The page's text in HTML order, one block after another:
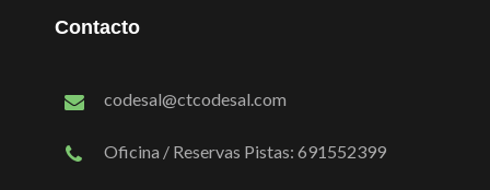
Contacto
codesal@ctcodesal.com
Oficina / Reservas Pistas: 691552399